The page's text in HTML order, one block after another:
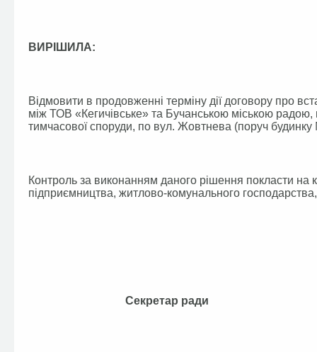
ВИРІШИЛА:
Відмовити в продовженні терміну дії договору про
між ТОВ «Кегичівське» та Бучанською міською
тимчасової споруди, по вул. Жовтнева (поруч
Контроль за виконанням даного рішення покласти на
підприємництва, житлово-комунального
Секретар